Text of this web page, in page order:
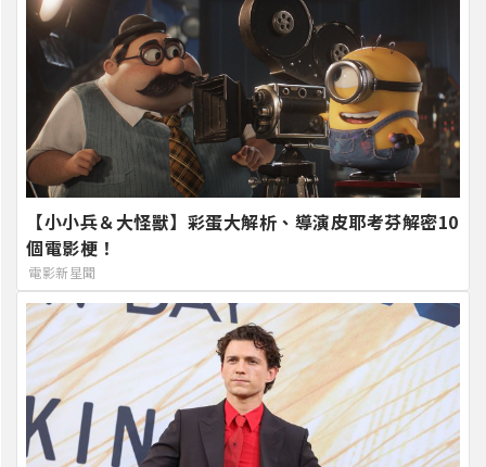
【小小兵＆大怪獸】彩蛋大解析、導演皮耶考芬解密10
個電影梗！
電影新星聞